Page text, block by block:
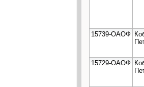
15739-ОАОФ
15729-ОАОФ